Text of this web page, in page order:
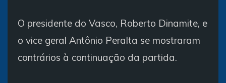
O presidente do Vasco, Roberto Dinamite, e
o vice geral Antônio Peralta se mostraram
contrários à continuação da partida.